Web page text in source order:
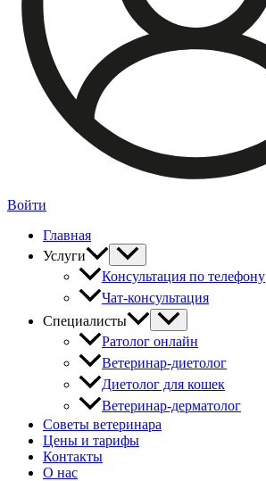
Войти
Главная
Услуги
Консультация по телефону
Чат-консультация
Специалисты
Ратолог онлайн
Ветеринар-диетолог
Диетолог для кошек
Ветеринар-дерматолог
Советы ветеринара
Цены и тарифы
Контакты
О нас